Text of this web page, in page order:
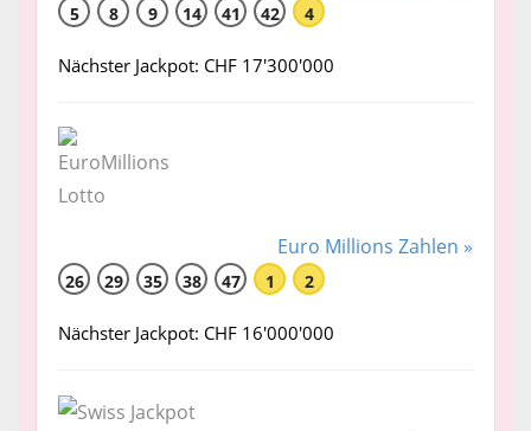
5 8 9 14 41 42 4
Nächster Jackpot: CHF 17'300'000
Euro Millions Zahlen »
26 29 35 38 47 1 2
Nächster Jackpot: CHF 16'000'000